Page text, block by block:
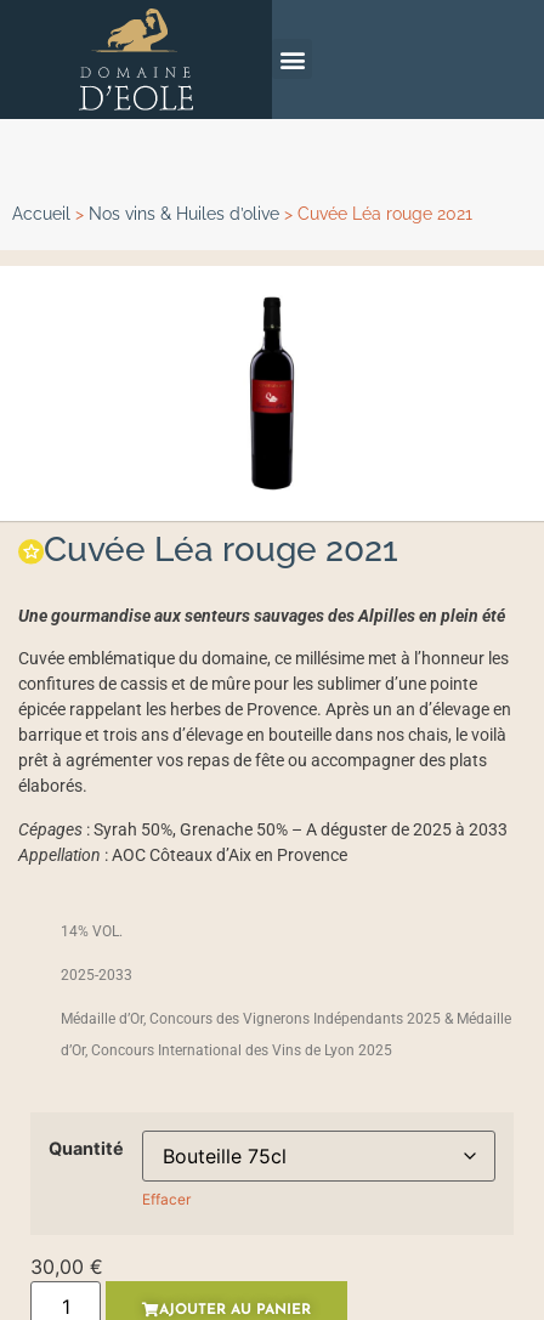
Accueil > Nos vins & Huiles d’olive > Cuvée Léa rouge 2021
Cuvée Léa rouge 2021
Une gourmandise aux senteurs sauvages des Alpilles en plein été
Cuvée emblématique du domaine, ce millésime met à l’honneur les
confitures de cassis et de mûre pour les sublimer d’une pointe
épicée rappelant les herbes de Provence. Après un an d’élevage en
barrique et trois ans d’élevage en bouteille dans nos chais, le voilà
prêt à agrémenter vos repas de fête ou accompagner des plats
élaborés.
Cépages : Syrah 50%, Grenache 50% – A déguster de 2025 à 2033
Appellation : AOC Côteaux d’Aix en Provence
14% VOL.
2025-2033
Médaille d’Or, Concours des Vignerons Indépendants 2025 & Médaille
d’Or, Concours International des Vins de Lyon 2025
Quantité
Effacer
30,00 €
AJOUTER AU PANIER